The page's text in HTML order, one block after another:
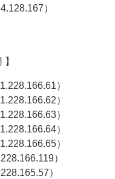
）
）
）
）
）
）
）
）